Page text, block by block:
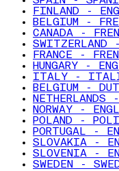
FINLAND -
BELGIUM -
CANADA -
SWITZERLAND
FRANCE -
HUNGARY -
ITALY -
BELGIUM -
NETHERLANDS
NORWAY -
POLAND -
PORTUGAL -
SLOVAKIA -
SLOVENIA -
SWEDEN -